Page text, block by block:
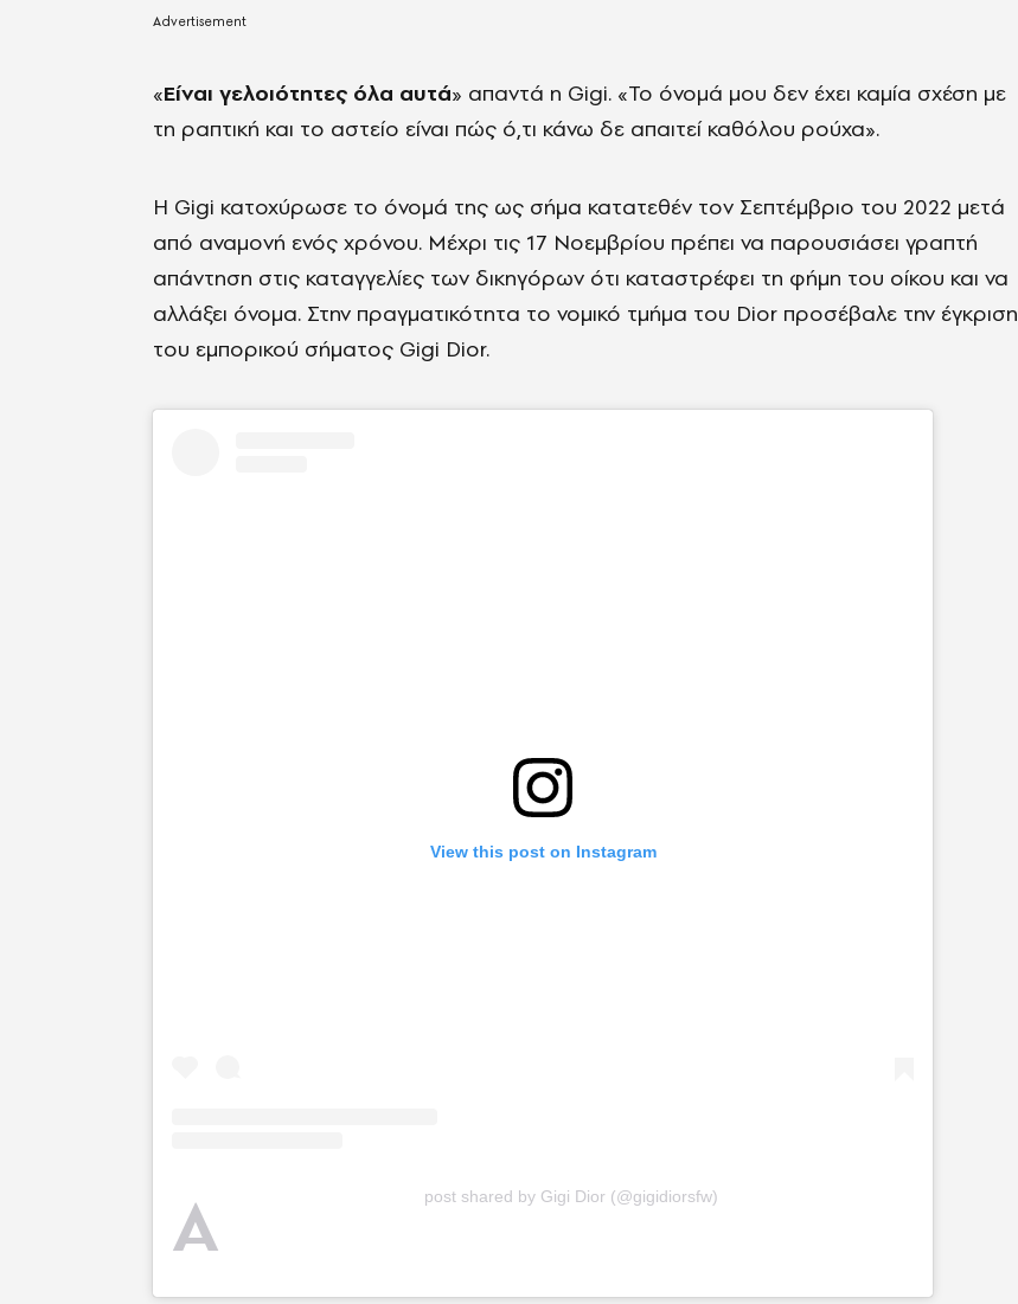
«Είναι γελοιότητες όλα αυτά» απαντά η Gigi. «Το όνομά μου δεν έχει καμία σχέση με
τη ραπτική και το αστείο είναι πώς ό,τι κάνω δε απαιτεί καθόλου ρούχα».
Η Gigi κατοχύρωσε το όνομά της ως σήμα κατατεθέν τον Σεπτέμβριο του 2022 μετά
από αναμονή ενός χρόνου. Μέχρι τις 17 Νοεμβρίου πρέπει να παρουσιάσει γραπτή
απάντηση στις καταγγελίες των δικηγόρων ότι καταστρέφει τη φήμη του οίκου και να
αλλάξει όνομα. Στην πραγματικότητα το νομικό τμήμα του Dior προσέβαλε την έγκριση
του εμπορικού σήματος Gigi Dior.
View this post on Instagram
A post shared by Gigi Dior (@gigidiorsfw)